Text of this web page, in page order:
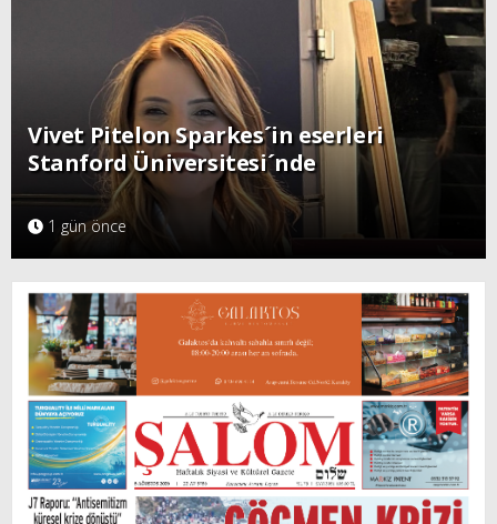
Vivet Pitelon Sparkes´in eserleri
Stanford Üniversitesi´nde
1 gün önce